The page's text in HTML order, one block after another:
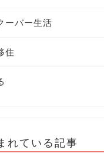
ーバー生活
住
れている記事